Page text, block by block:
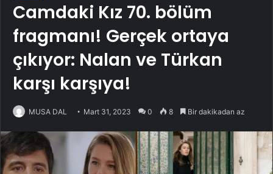
Camdaki Kız 70. bölüm
fragmanı! Gerçek ortaya
çıkıyor: Nalan ve Türkan
karşı karşıya!
MUSA DAL Mart 31, 2023 0 8 Bir dakikadan az